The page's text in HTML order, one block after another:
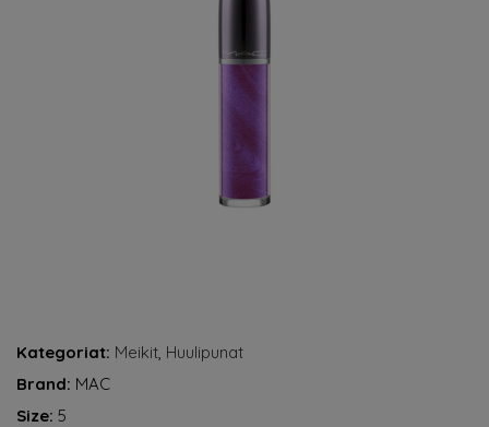
Kategoriat: Meikit, Huulipunat
Brand: MAC
Size: 5